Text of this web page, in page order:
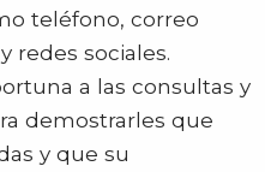
teléfono, correo
redes sociales.
a las consultas y
demostrarles que
y que su